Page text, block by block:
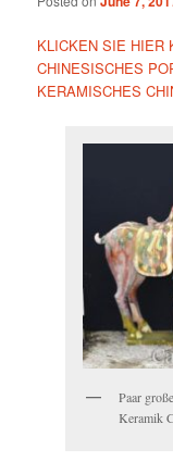
KLICKEN SIE HIER
CHINESISCHES
KERAMISCHES
Paar
Keramik